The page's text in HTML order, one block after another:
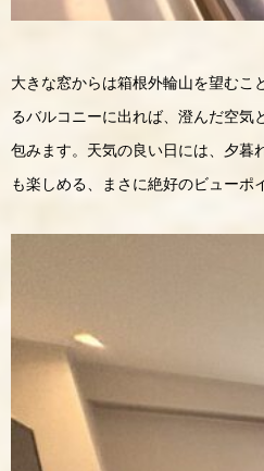
大きな窓からは箱根外輪山を望むこ
るバルコニーに出れば、澄んだ空気
包みます。天気の良い日には、夕暮
も楽しめる、まさに絶好のビューポ